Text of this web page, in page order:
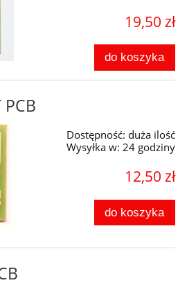
19,50 zł
do koszyka
PCB
Dostępność: duża ilość
Wysyłka w: 24 godziny
12,50 zł
do koszyka